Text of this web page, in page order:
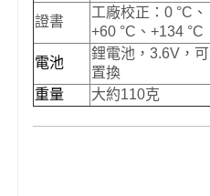
證書
工廠校正：0 °C、
+60 °C、+134 °C
電池
鋰電池，3.6V，可
置換
重量
大約110克